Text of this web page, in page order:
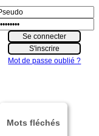
Mot de passe oublié ?
Mots fléchés